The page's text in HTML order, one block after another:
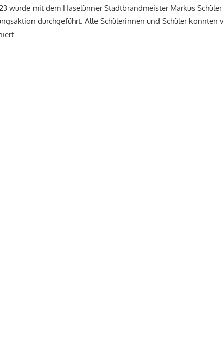
wurde mit dem Haselünner Stadtbrandmeister Markus
durchgeführt. Alle Schülerinnen und Schüler konnten